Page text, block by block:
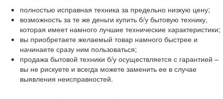
полностью исправная техника за предельно низкую цену;
возможность за те же деньги купить б/у бытовую технику,
которая имеет намного лучшие технические характеристики;
вы приобретаете желаемый товар намного быстрее и
начинаете сразу ним пользоваться;
продажа бытовой техники б/у осуществляется с гарантией –
вы не рискуете и всегда можете заменить ее в случае
выявления неисправностей.